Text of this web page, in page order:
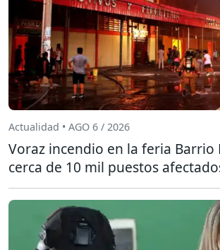
Actualidad • AGO 6 / 2026
Voraz incendio en la feria Barrio
cerca de 10 mil puestos